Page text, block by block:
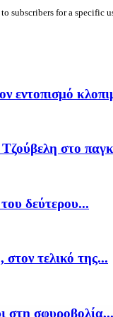
subscribers for a specific
εντοπισμό
στο
δεύτερου...
τελικό της...
στη